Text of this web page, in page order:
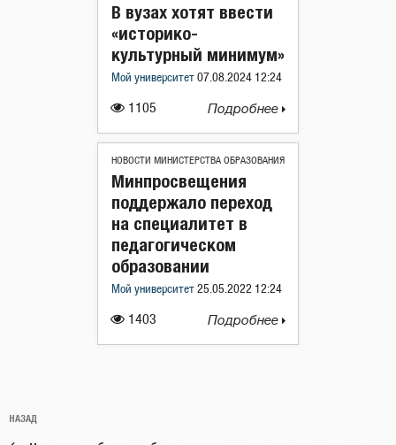
1105
В вузах хотят ввести
«историко-
культурный минимум»
Мой университет 07.08.2024 12:24
Подробнее
НОВОСТИ МИНИСТЕРСТВА ОБРАЗОВАНИЯ
1403
Минпросвещения
поддержало переход
на специалитет в
педагогическом
образовании
Мой университет 25.05.2022 12:24
Подробнее
по
Предыдущая
НАЗАД